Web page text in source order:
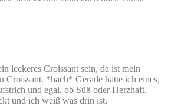
leckeres Croissant sein, da ist mein
Croissant. *hach* Gerade hätte ich eines,
und egal, ob Süß oder Herzhaft,
und ich weiß was drin ist.